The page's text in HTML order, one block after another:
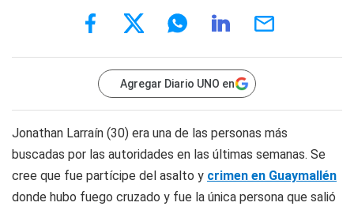
Agregar Diario UNO en
Jonathan Larraín (30) era una de las personas más
buscadas por las autoridades en las últimas semanas. Se
cree que fue partícipe del asalto y crimen en Guaymallén
donde hubo fuego cruzado y fue la única persona que salió